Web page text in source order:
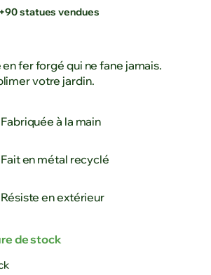
statues vendues
fer forgé qui ne fane jamais.
votre jardin.
Fabriquée à la main
Fait en métal recyclé
Résiste en extérieur
de stock